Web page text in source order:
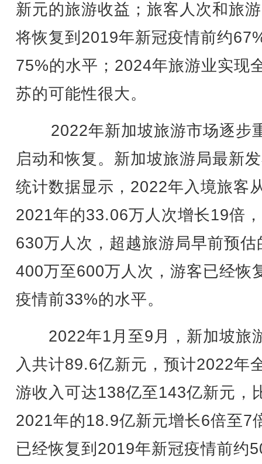
新元的旅游收益；旅客人次和旅
将恢复到2019年新冠疫情前约
75%的水平；2024年旅游业实现
苏的可能性很大。
2022年新加坡旅游市场逐步
启动和恢复。新加坡旅游局最新
统计数据显示，2022年入境旅客
2021年的33.06万人次增长19倍
630万人次，超越旅游局早前预估
400万至600万人次，游客已经恢
疫情前33%的水平。
2022年1月至9月，新加坡旅
入共计89.6亿新元，预计2022年
游收入可达138亿至143亿新元，
2021年的18.9亿新元增长6倍至7
已经恢复到2019年新冠疫情前约